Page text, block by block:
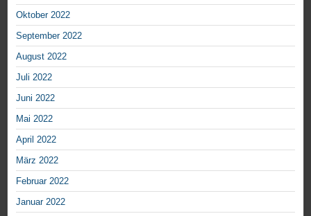
Oktober 2022
September 2022
August 2022
Juli 2022
Juni 2022
Mai 2022
April 2022
März 2022
Februar 2022
Januar 2022